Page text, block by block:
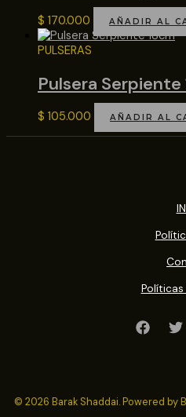
$ 170.000 AÑADIR AL
PULSERAS
Pulsera Serpiente
$ 105.000 AÑADIR AL
© 2026 Barak Shaddai. Powered by